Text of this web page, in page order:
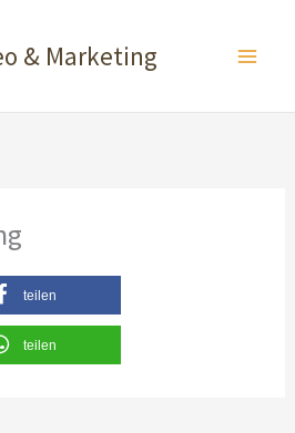
& Marketing
teilen
teilen